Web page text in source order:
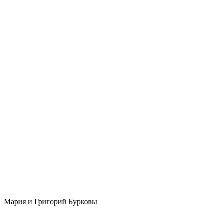
Мария и Григорий Бурковы